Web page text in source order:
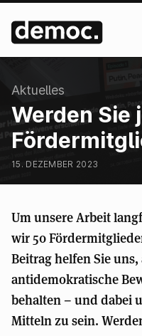
Aktuelles
Werden Sie
15. DEZEMBER 2023
Um unsere Arbeit
wir 50
Beitrag helfen Sie
antidemokratische
behalten – und dabei
Mitteln zu sein.